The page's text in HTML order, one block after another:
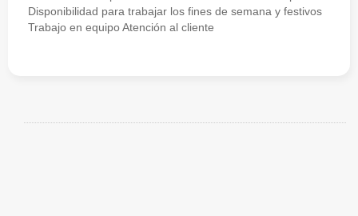
Disponibilidad para trabajar los fines de semana y festivos
Trabajo en equipo Atención al cliente